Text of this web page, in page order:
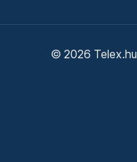
© 2026